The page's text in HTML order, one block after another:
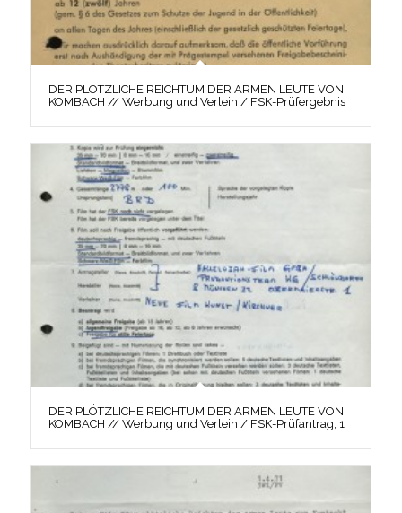
DER PLÖTZLICHE REICHTUM DER ARMEN LEUTE VON
KOMBACH // Werbung und Verleih / FSK-Prüfergebnis
DER PLÖTZLICHE REICHTUM DER ARMEN LEUTE VON
KOMBACH // Werbung und Verleih / FSK-Prüfantrag, 1